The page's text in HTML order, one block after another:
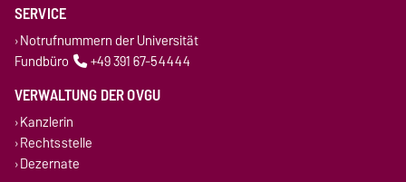
SERVICE
Notrufnummern der Universität
Fundbüro
+49 391 67-54444
VERWALTUNG DER OVGU
Kanzlerin
Rechtsstelle
Dezernate